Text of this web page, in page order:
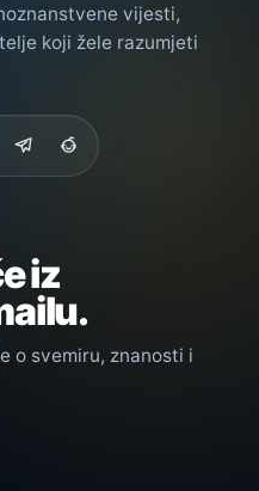
vijesti,
koji žele razumjeti
iz
o svemiru, znanosti i